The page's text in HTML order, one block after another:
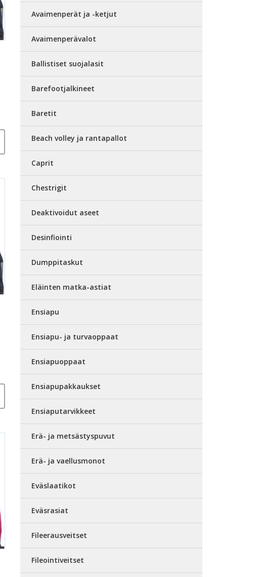
Avaimenperät ja -ketjut
Avaimenperävalot
Ballistiset suojalasit
Barefootjalkineet
Baretit
Beach volley ja rantapallot
Caprit
Chestrigit
Deaktivoidut aseet
Desinfiointi
Dumppitaskut
Eläinten matka-astiat
Ensiapu
Ensiapu- ja turvaoppaat
Ensiapuoppaat
Ensiapupakkaukset
Ensiaputarvikkeet
Erä- ja metsästyspuvut
Erä- ja vaellusmonot
Eväslaatikot
Eväsrasiat
Fileerausveitset
Fileointiveitset